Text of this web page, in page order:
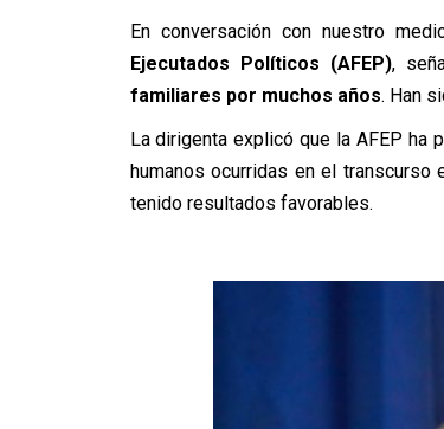
En conversación con nuestro
Ejecutados Políticos (AFEP),
familiares por muchos años. Han
La dirigenta explicó que la AFEP ha
humanos ocurridas en el transcurso
tenido resultados favorables.